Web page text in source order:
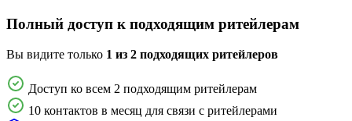
Полный доступ к подходящим ритейлерам
Вы видите только 1 из 2 подходящих ритейлеров
Доступ ко всем 2 подходящим ритейлерам
10 контактов в месяц для связи с ритейлерами